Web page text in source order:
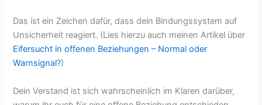
Das ist ein Zeichen dafür, dass dein Bindungssystem auf
Unsicherheit reagiert. (Lies hierzu auch meinen Artikel über
Eifersucht in offenen Beziehungen – Normal oder
Warnsignal?)
Dein Verstand ist sich wahrscheinlich im Klaren darüber,